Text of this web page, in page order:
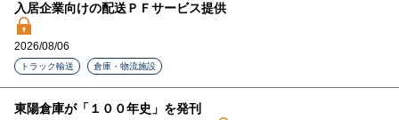
入居企業向けの配送ＰＦサービス提供
2026/08/06
トラック輸送 倉庫・物流施設
東陽倉庫が「１００年史」を発刊